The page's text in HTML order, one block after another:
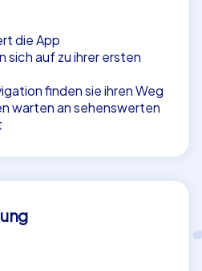
die App
sich auf zu ihrer ersten
finden sie ihren Weg
warten an sehenswerten